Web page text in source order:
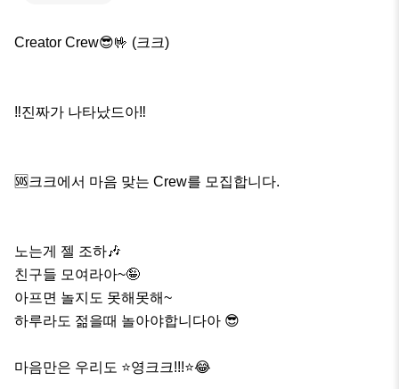
Creator Crew😎🤟 (크크)
‼️진짜가 나타났드아‼️
🆘크크에서 마음 맞는 Crew를 모집합니다.
노는게 젤 조하🎶
친구들 모여라아~🤪
아프면 놀지도 못해못해~
하루라도 젊을때 놀아야합니다아 😎
마음만은 우리도 ⭐️영크크!!!⭐️😂